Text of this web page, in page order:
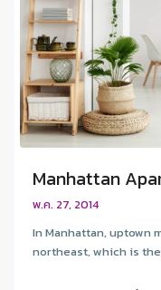
Manhattan
พ.ค. 27, 2014
In Manhattan, uptown
northeast, which is